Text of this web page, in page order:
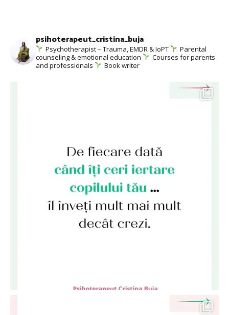
psihoterapeut_cristina_buja
Psychotherapist – Trauma, EMDR & IoPT
Parental
counseling & emotional education
Courses for parents
and professionals
Book writer